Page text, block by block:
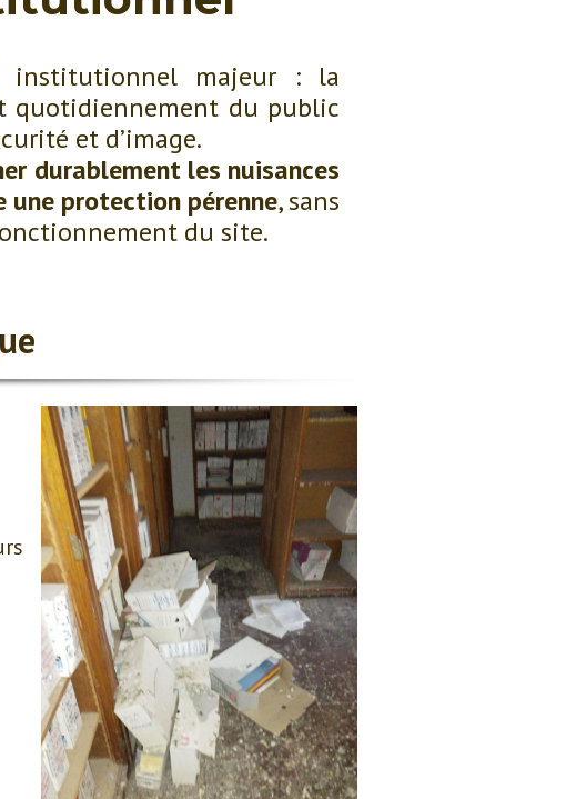
institutionnel majeur : la
quotidiennement du public
et d’image.
durablement les nuisances
une protection pérenne, sans
du site.